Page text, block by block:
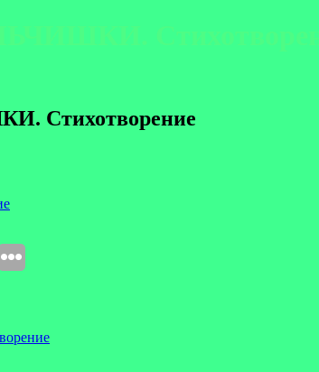
Стихотворение